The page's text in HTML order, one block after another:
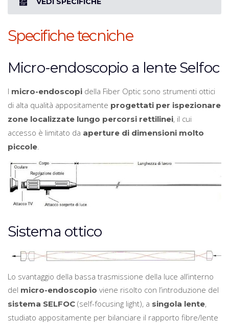
Specifiche tecniche
Micro-endoscopio a lente Selfoc
I micro-endoscopi della Fiber Optic sono strumenti ottici
di alta qualità appositamente progettati per ispezionare
zone localizzate lungo percorsi rettilinei, il cui
accesso è limitato da aperture di dimensioni molto
piccole.
Sistema ottico
Lo svantaggio della bassa trasmissione della luce all’interno
del micro-endoscopio viene risolto con l’introduzione del
sistema SELFOC (self-focusing light), a singola lente,
studiato appositamente per bilanciare il rapporto fibre/lente